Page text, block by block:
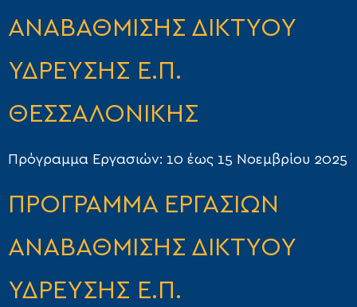
ΑΝΑΒΑΘΜΙΣΗΣ ΔΙΚΤΥΟΥ
ΥΔΡΕΥΣΗΣ Ε.Π.
ΘΕΣΣΑΛΟΝΙΚΗΣ
Πρόγραμμα Εργασιών: 10 έως 15 Νοεμβρίου 2025
ΠΡΟΓΡΑΜΜΑ ΕΡΓΑΣΙΩΝ
ΑΝΑΒΑΘΜΙΣΗΣ ΔΙΚΤΥΟΥ
ΥΔΡΕΥΣΗΣ Ε.Π.